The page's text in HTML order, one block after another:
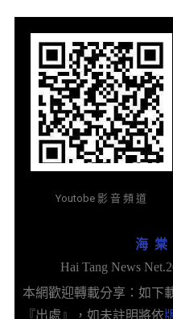
Youtobe 影 音 頻 道
海 棠
Hai Tang News
本網歡迎轉載分享：如下
『出處』，如未註明將依